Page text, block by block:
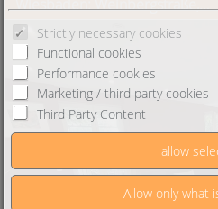
Wiesbaden: Weinbergstraße, schöne, ruhige Wohnung mit Terrasse
Strictly necessary cookies
Functional cookies
Performance cookies
Marketing / third party cookies
Third Party Content